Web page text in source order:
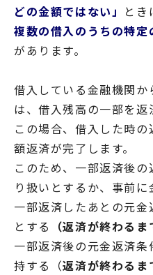
どの金額ではない」 とき
複数の借入のうちの特
があります。
借入している金融機関
は、借入残高の一部を返
この場合、借入した時
額返済が完了します。
このため、一部返済後
り扱いとするか、事前に
一部返済したあとの元
とする
（返済が終わる
一部返済後の元金返済
持する（返済が終わるま